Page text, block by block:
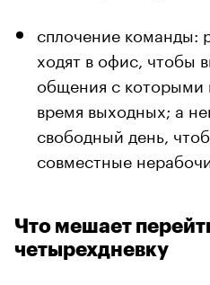
сплочение команды:
ходят в офис, чтобы
общения с которыми
время выходных; а
свободный день,
совместные
Что мешает
четырехдневку